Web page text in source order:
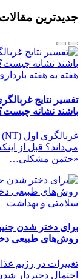
جدیدترین
هفته به هفته
باشند نشانه
می‌داند؟ قبل از
«حتمن مشکلی…
سلامتی و بهداشت
برای دختر شدن
روش‌های طبیعی
تغییرات در رژیم
احتمال دختردار